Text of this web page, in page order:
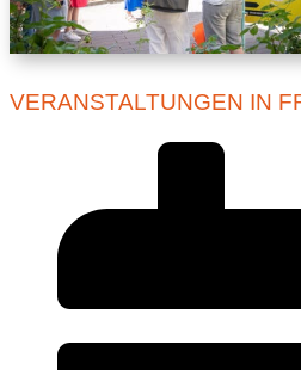
VERANSTALTUNGEN IN